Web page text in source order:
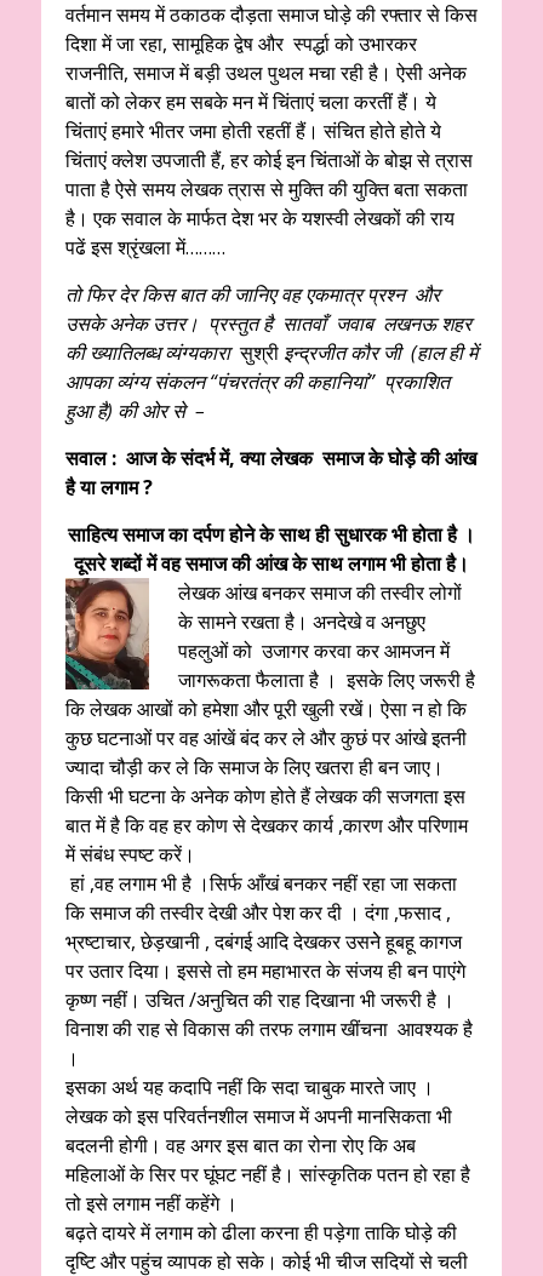
वर्तमान समय में ठकाठक दौड़ता समाज घोड़े की रफ्तार से किस
दिशा में जा रहा, सामूहिक द्वेष और स्पर्द्धा को उभारकर
राजनीति, समाज में बड़ी उथल पुथल मचा रही है। ऐसी अनेक
बातों को लेकर हम सबके मन में चिंताएं चला करतीं हैं। ये
चिंताएं हमारे भीतर जमा होती रहतीं हैं। संचित होते होते ये
चिंताएं क्लेश उपजाती हैं, हर कोई इन चिंताओं के बोझ से त्रास
पाता है ऐसे समय लेखक त्रास से मुक्ति की युक्ति बता सकता
है। एक सवाल के मार्फत देश भर के यशस्वी लेखकों की राय
पढें इस श्रृंखला में………
तो फिर देर किस बात की जानिए वह एकमात्र प्रश्न और
उसके अनेक उत्तर। प्रस्तुत है सातवाँ जवाब लखनऊ शहर
की ख्यातिलब्ध व्यंग्यकारासुश्री इन्द्रजीत कौर जी (हाल ही में
आपका व्यंग्य संकलन “पंचरतंत्र की कहानियां” प्रकाशित
हुआ है) की ओर से –
सवाल : आज के संदर्भ में, क्या लेखक समाज के घोड़े की आंख
है या लगाम ?
साहित्य समाज का दर्पण होने के साथ ही सुधारक भी होता है ।
दूसरे शब्दों में वह समाज की आंख के साथ लगाम भी होता है।
लेखक आंख बनकर समाज की तस्वीर लोगों
के सामने रखता है। अनदेखे व अनछुए
पहलुओं को उजागर करवा कर आमजन में
जागरूकता फैलाता है । इसके लिए जरूरी है
कि लेखक आखों को हमेशा और पूरी खुली रखें। ऐसा न हो कि
कुछ घटनाओं पर वह आंखें बंद कर ले और कुछं पर आंखे इतनी
ज्यादा चौड़ी कर ले कि समाज के लिए खतरा ही बन जाए।
किसी भी घटना के अनेक कोण होते हैं लेखक की सजगता इस
बात में है कि वह हर कोण से देखकर कार्य ,कारण और परिणाम
में संबंध स्पष्ट करें।
हां ,वह लगाम भी है ।सिर्फ आँखं बनकर नहीं रहा जा सकता
कि समाज की तस्वीर देखी और पेश कर दी । दंगा ,फसाद ,
भ्रष्टाचार, छेड़खानी , दबंगई आदि देखकर उसनेे हूबहू कागज
पर उतार दिया। इससे तो हम महाभारत के संजय ही बन पाएंगे
कृष्ण नहीं। उचित /अनुचित की राह दिखाना भी जरूरी है ।
विनाश की राह से विकास की तरफ लगाम खींचना आवश्यक है
।
इसका अर्थ यह कदापि नहीं कि सदा चाबुक मारते जाए ।
लेखक को इस परिवर्तनशील समाज में अपनी मानसिकता भी
बदलनी होगी। वह अगर इस बात का रोना रोए कि अब
महिलाओं के सिर पर घूंघट नहीं है। सांस्कृतिक पतन हो रहा है
तो इसे लगाम नहीं कहेंगे ।
बढ़ते दायरे में लगाम को ढीला करना ही पड़ेगा ताकि घोड़े की
दृष्टि और पहुंच व्यापक हो सके। कोई भी चीज सदियों से चली